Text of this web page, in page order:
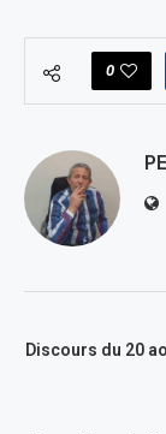
0
Discours du 20